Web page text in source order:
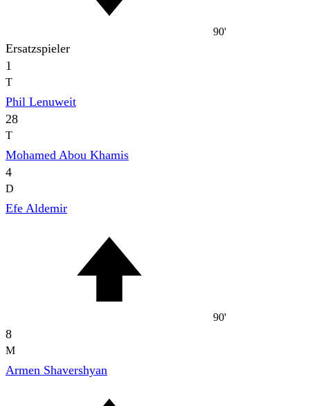
90'
Ersatzspieler
1
T
Phil Lenuweit
28
T
Mohamed Abou Khamis
4
D
Efe Aldemir
90'
8
M
Armen Shavershyan